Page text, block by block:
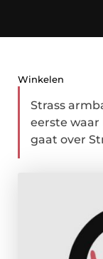
Winkelen
Strass
eerste
gaat over